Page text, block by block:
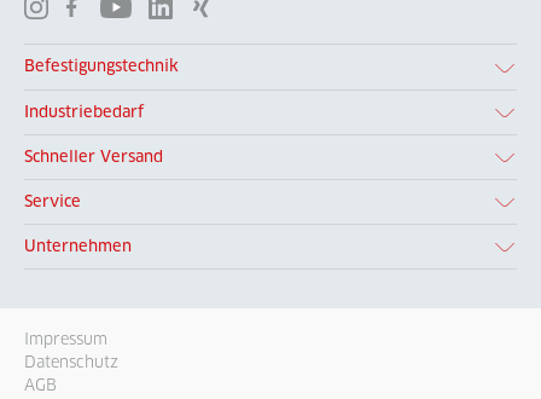
Befestigungstechnik
Industriebedarf
Schneller Versand
Service
Unternehmen
Impressum
Datenschutz
AGB